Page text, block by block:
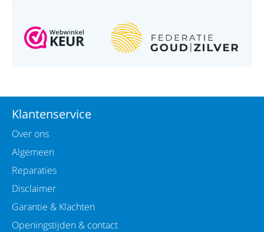
Klantenservice
Over ons
Algemeen
Reparaties
Disclaimer
Garantie & Klachten
Openingstijden & contact